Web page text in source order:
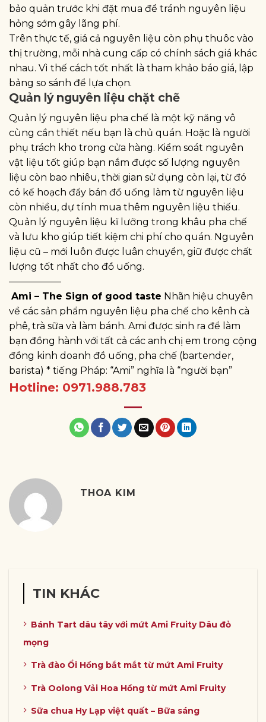
bảo quản trước khi đặt mua để tránh nguyên liệu
hỏng sớm gây lãng phí.
Trên thực tế, giá cả nguyên liệu còn phụ thuôc vào
thị trường, mỗi nhà cung cấp có chính sách giá khác
nhau. Vì thế cách tốt nhất là tham khảo báo giá, lập
bảng so sánh để lựa chọn.
Quản lý nguyên liệu chặt chẽ
Quản lý nguyên liệu pha chế là một kỹ năng vô
cùng cần thiết nếu bạn là chủ quán. Hoặc là người
phụ trách kho trong cửa hàng. Kiểm soát nguyên
vật liệu tốt giúp bạn nắm được số lượng nguyên
liệu còn bao nhiêu, thời gian sử dụng còn lại, từ đó
có kế hoạch đẩy bán đồ uống làm từ nguyên liệu
còn nhiều, dự tính mua thêm nguyên liệu thiếu.
Quản lý nguyên liệu kĩ lưỡng trong khâu pha chế
và lưu kho giúp tiết kiệm chi phí cho quán. Nguyên
liệu cũ – mới luôn được luân chuyển, giữ được chất
lượng tốt nhất cho đồ uống.
—————–
Ami – The Sign of good taste Nhãn hiệu chuyên
về các sản phẩm nguyên liệu pha chế cho kênh cà
phê, trà sữa và làm bánh. Ami được sinh ra để làm
bạn đồng hành với tất cả các anh chị em trong cộng
đồng kinh doanh đồ uống, pha chế (bartender,
barista) * tiếng Pháp: “Ami” nghĩa là “người bạn”
Hotline: 0971.988.783
THOA KIM
TIN KHÁC
Bánh Tart dâu tây với mứt Ami Fruity Dâu đỏ
mọng
Trà đào Ổi Hồng bắt mắt từ mứt Ami Fruity
Trà Oolong Vải Hoa Hồng từ mứt Ami Fruity
Sữa chua Hy Lạp việt quất – Bữa sáng